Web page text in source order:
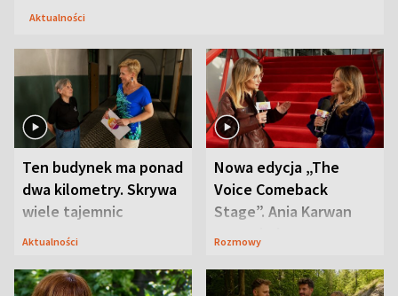
Aktualności
Ten budynek ma ponad
dwa kilometry. Skrywa
wiele tajemnic
Aktualności
Nowa edycja „The
Voice Comeback
Stage”. Ania Karwan
zapowiada
Rozmowy